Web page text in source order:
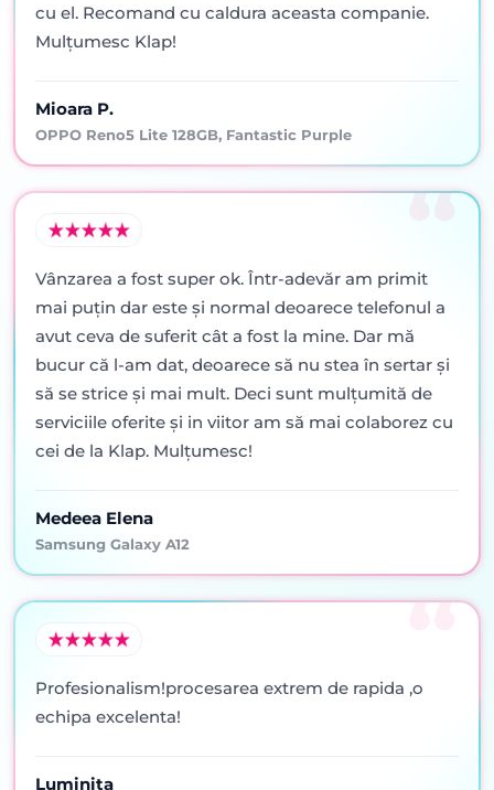
cu el. Recomand cu caldura aceasta companie.
Mulțumesc Klap!
Mioara P.
OPPO Reno5 Lite 128GB, Fantastic Purple
Vânzarea a fost super ok. Într-adevăr am primit
mai puţin dar este şi normal deoarece telefonul a
avut ceva de suferit cât a fost la mine. Dar mă
bucur că l-am dat, deoarece să nu stea în sertar şi
să se strice şi mai mult. Deci sunt mulţumită de
serviciile oferite şi in viitor am să mai colaborez cu
cei de la Klap. Mulţumesc!
Medeea Elena
Samsung Galaxy A12
Profesionalism!procesarea extrem de rapida ,o
echipa excelenta!
Luminita